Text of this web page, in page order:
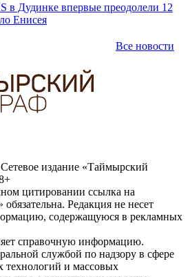
в Дудинке впервые преодолели 12
Енисея
Все новости
издание «Таймырский
цитировании ссылка на
Редакция не несет
содержащуюся в рекламных
справочную информацию.
службой по надзору в сфере
и массовых